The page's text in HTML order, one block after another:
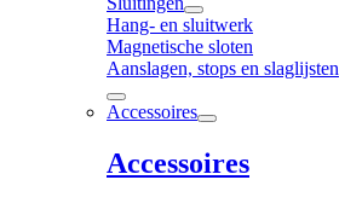
Hang- en sluitwerk
Magnetische sloten
Aanslagen, stops en slaglijsten
Accessoires
Accessoires